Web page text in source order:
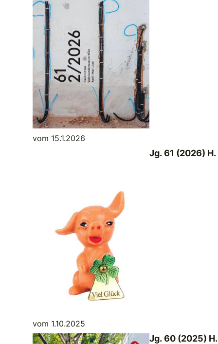
vom 15.1.2026
Jg. 61 (2026) H.
vom 1.10.2025
Jg. 60 (2025)